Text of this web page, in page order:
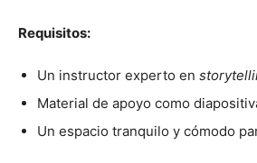
Requisitos:
Un instructor experto en
Material de apoyo como
Un espacio tranquilo y cómodo